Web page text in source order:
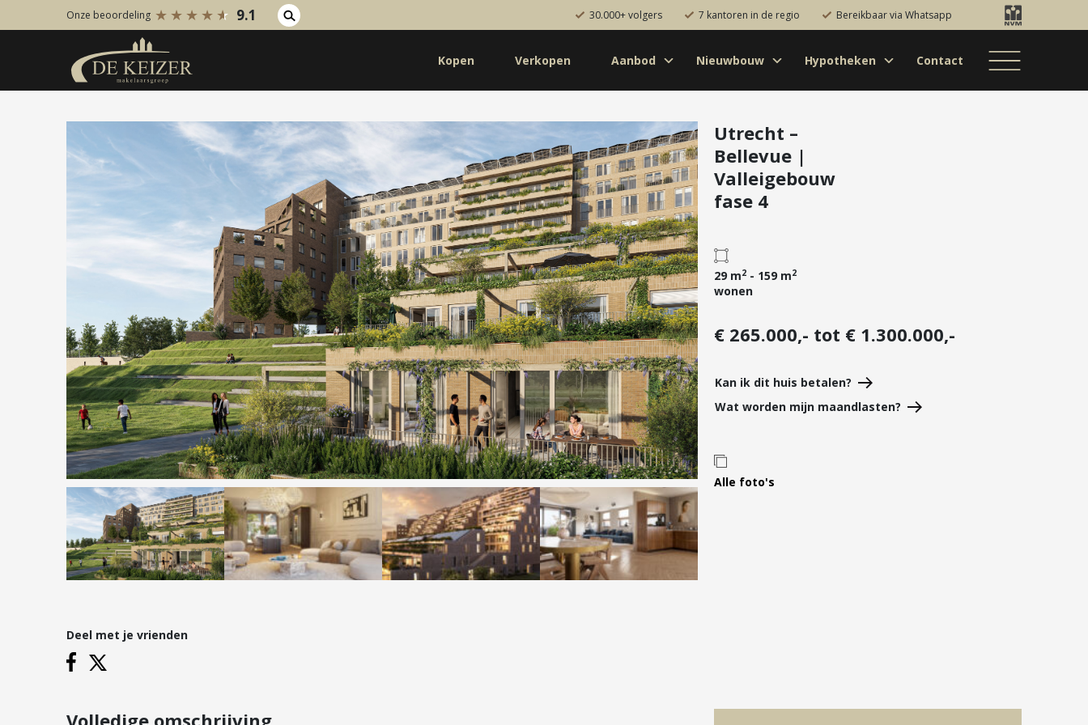
Koopaanbod
Bestaande bouw
Internationaal
Nieuwbouw
Bedrijfsaanbod
Huuraanbod
Bestaande bouw
Internationaal
Nieuwbouw
Bedrijfsaanbod
Diensten
Kopen
Verkopen
Huren
Verhuren
Taxeren
Verzekeren
Projectontwikkelaars
Particulieren
Hypotheken
Hypotheekadvies
Hypotheek oversluiten
Hypotheek verhogen
Starterslening
Financiële check
Banken
Duurzame hypotheek
Reviews Contact
Over Ons
Vestigingen
Onze beoordeling 9.1 30.000+ volgers 7 kantoren in de regio Bereikbaar via Whatsapp
Kopen Verkopen Aanbod
Bestaande bouw
Nieuwbouw
Bedrijfsaanbod
Internationaal
Nieuwbouw
Bedrijfsaanbod
Nieuwbouw Hypotheken Contact
Utrecht –
Bellevue |
Valleigebouw
fase 4
29 m2 - 159 m2
wonen
€ 265.000,- tot € 1.300.000,-
Kan ik dit huis betalen?
Wat worden mijn maandlasten?
Alle foto's
Deel met je vrienden
Volledige omschrijving